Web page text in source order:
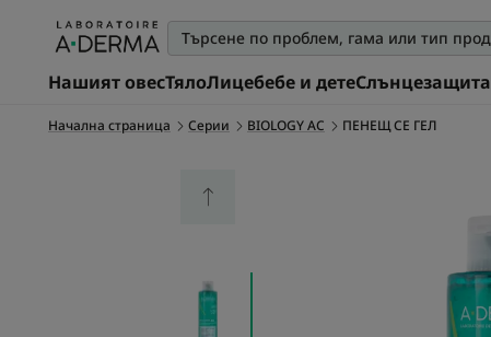
Нашият овесТялоЛицебебе и детеСлънцезащита
Начална страница Серии BIOLOGY AC ПЕНЕЩ СЕ ГЕЛ